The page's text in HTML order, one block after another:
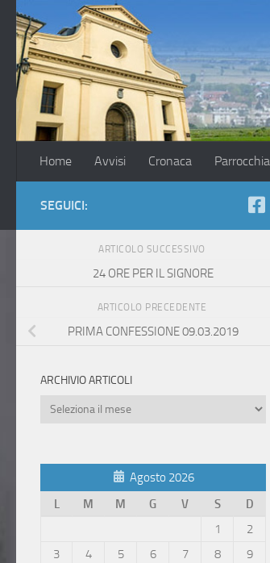
Salta al contenuto
Home Avvisi Cronaca Parrocchia
SEGUICI:
ARTICOLO SUCCESSIVO
24 ORE PER IL SIGNORE
ARTICOLO PRECEDENTE
PRIMA CONFESSIONE 09.03.2019
ARCHIVIO ARTICOLI
Archivio
Agosto 2026
L
M M G V S
D
1
2
3
4 5 6 7 8
9